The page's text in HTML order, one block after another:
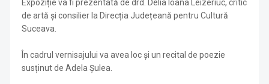
Expoziție va fi prezentată de drd. Delia Ioana Leizeriuc, critic
de artă și consilier la Direcția Județeană pentru Cultură
Suceava.
În cadrul vernisajului va avea loc și un recital de poezie
susținut de Adela Șulea.